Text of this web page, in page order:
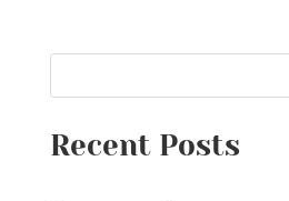
Recent Posts